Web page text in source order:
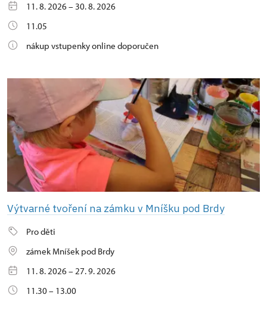
11. 8. 2026 – 30. 8. 2026
11.05
nákup vstupenky online doporučen
Výtvarné tvoření na zámku v Mníšku pod Brdy
Pro děti
zámek Mníšek pod Brdy
11. 8. 2026 – 27. 9. 2026
11.30 – 13.00